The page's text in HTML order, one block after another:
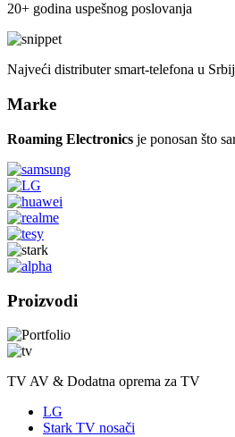
20+ godina uspešnog poslovanja
Najveći distributer smart-telefona u
Marke
Roaming Electronics je ponosan što
Proizvodi
TV AV & Dodatna oprema za TV
LG
Stark TV nosači